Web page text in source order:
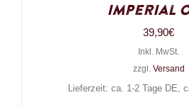
Imperial
39,90€
Inkl. MwSt.
zzgl. Versand
Lieferzeit: ca. 1-2 Tage DE,